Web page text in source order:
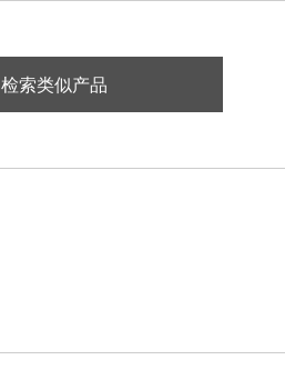
检索类似产品